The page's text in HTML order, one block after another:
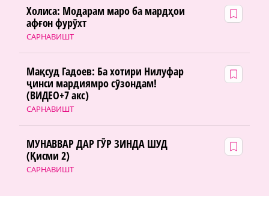
САРНАВИШТ
Холиса: Модарам маро ба мардҳои
афғон фурӯхт
САРНАВИШТ
Мақсуд Гадоев: Ба хотири Нилуфар
ҷинси мардиямро сӯзондам!
(ВИДЕО+7 акс)
САРНАВИШТ
МУНАВВАР ДАР ГӮР ЗИНДА ШУД
(Қисми 2)